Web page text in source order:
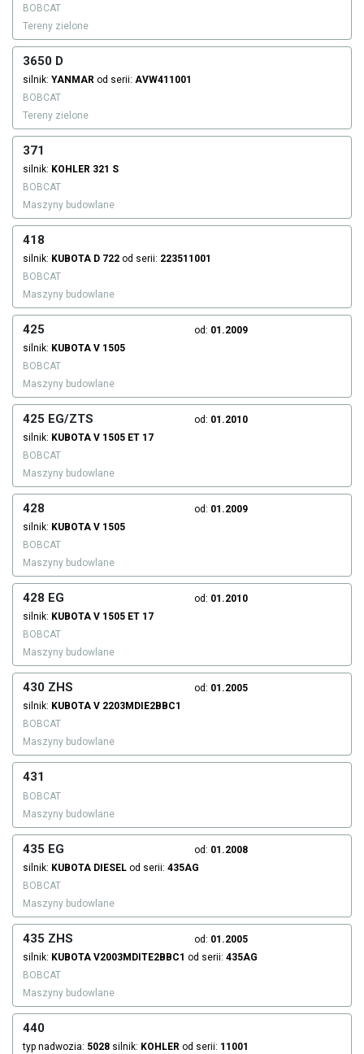
BOBCAT
Tereny zielone
3650 D
silnik: YANMAR od serii: AVW411001
BOBCAT
Tereny zielone
371
silnik: KOHLER 321 S
BOBCAT
Maszyny budowlane
418
silnik: KUBOTA D 722 od serii: 223511001
BOBCAT
Maszyny budowlane
425 od: 01.2009
silnik: KUBOTA V 1505
BOBCAT
Maszyny budowlane
425 EG/ZTS od: 01.2010
silnik: KUBOTA V 1505 ET 17
BOBCAT
Maszyny budowlane
428 od: 01.2009
silnik: KUBOTA V 1505
BOBCAT
Maszyny budowlane
428 EG od: 01.2010
silnik: KUBOTA V 1505 ET 17
BOBCAT
Maszyny budowlane
430 ZHS od: 01.2005
silnik: KUBOTA V 2203MDIE2BBC1
BOBCAT
Maszyny budowlane
431
BOBCAT
Maszyny budowlane
435 EG od: 01.2008
silnik: KUBOTA DIESEL od serii: 435AG
BOBCAT
Maszyny budowlane
435 ZHS od: 01.2005
silnik: KUBOTA V2003MDITE2BBC1 od serii: 435AG
BOBCAT
Maszyny budowlane
440
typ nadwozia: 5028 silnik: KOHLER od serii: 11001